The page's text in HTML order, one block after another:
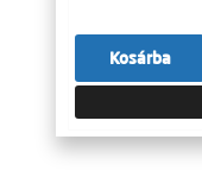
Kosárba